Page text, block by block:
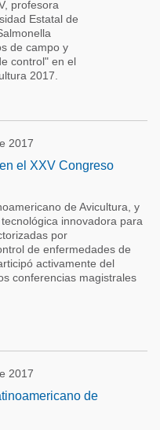
profesora
Estatal de
de campo y
control" en el
2017.
2017
el XXV Congreso
de Avicultura, y
innovadora para
por
de enfermedades de
activamente del
conferencias magistrales
2017
de